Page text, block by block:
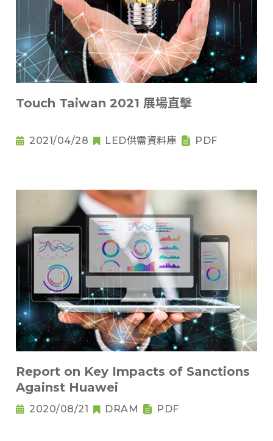
Touch Taiwan 2021 展場直擊
2021/04/28 LED供需資料庫 PDF
Report on Key Impacts of Sanctions
Against Huawei
2020/08/21 DRAM PDF